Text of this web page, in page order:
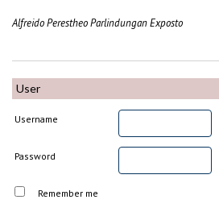
Alfreido Perestheo Parlindungan Exposto
User
Username
Password
Remember me